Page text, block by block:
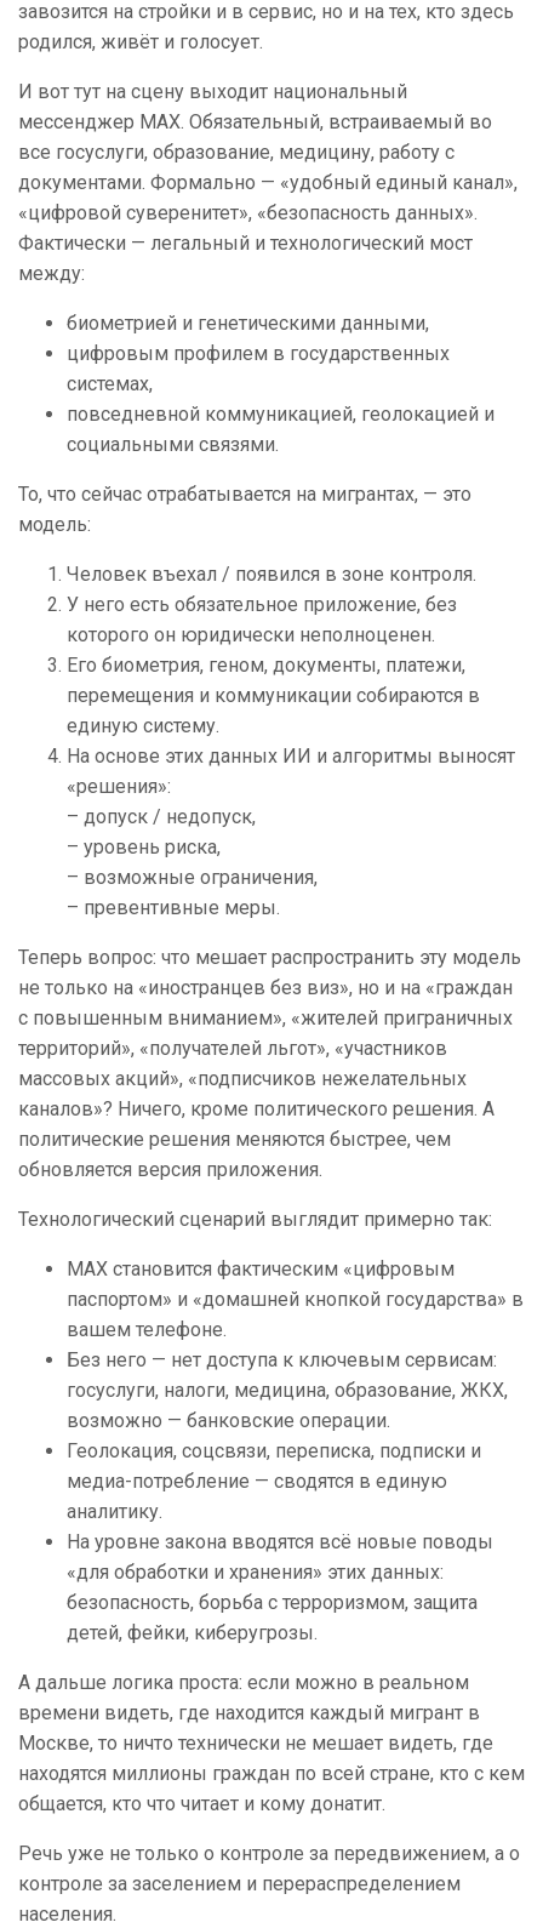
завозится на стройки и в сервис, но и на тех, кто здесь
родился, живёт и голосует.
И вот тут на сцену выходит национальный
мессенджер MAX. Обязательный, встраиваемый во
все госуслуги, образование, медицину, работу с
документами. Формально — «удобный единый канал»,
«цифровой суверенитет», «безопасность данных».
Фактически — легальный и технологический мост
между:
биометрией и генетическими данными,
цифровым профилем в государственных
системах,
повседневной коммуникацией, геолокацией и
социальными связями.
То, что сейчас отрабатывается на мигрантах, — это
модель:
Человек въехал / появился в зоне контроля.
У него есть обязательное приложение, без
которого он юридически неполноценен.
Его биометрия, геном, документы, платежи,
перемещения и коммуникации собираются в
единую систему.
На основе этих данных ИИ и алгоритмы выносят
«решения»:
– допуск / недопуск,
– уровень риска,
– возможные ограничения,
– превентивные меры.
Теперь вопрос: что мешает распространить эту модель
не только на «иностранцев без виз», но и на «граждан
с повышенным вниманием», «жителей приграничных
территорий», «получателей льгот», «участников
массовых акций», «подписчиков нежелательных
каналов»? Ничего, кроме политического решения. А
политические решения меняются быстрее, чем
обновляется версия приложения.
Технологический сценарий выглядит примерно так:
MAX становится фактическим «цифровым
паспортом» и «домашней кнопкой государства» в
вашем телефоне.
Без него — нет доступа к ключевым сервисам:
госуслуги, налоги, медицина, образование, ЖКХ,
возможно — банковские операции.
Геолокация, соцсвязи, переписка, подписки и
медиа-потребление — сводятся в единую
аналитику.
На уровне закона вводятся всё новые поводы
«для обработки и хранения» этих данных:
безопасность, борьба с терроризмом, защита
детей, фейки, киберугрозы.
А дальше логика проста: если можно в реальном
времени видеть, где находится каждый мигрант в
Москве, то ничто технически не мешает видеть, где
находятся миллионы граждан по всей стране, кто с кем
общается, кто что читает и кому донатит.
Речь уже не только о контроле за передвижением, а о
контроле за заселением и перераспределением
населения.